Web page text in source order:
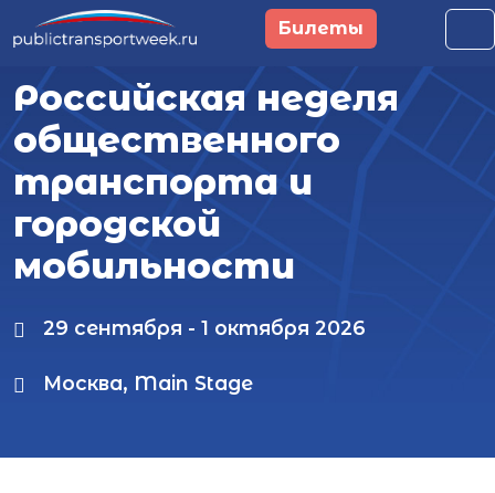
Перейти к основному содержанию
Билеты
Российская неделя
общественного
транспорта и
городской
мобильности
29 сентября - 1 октября 2026
Москва, Main Stage